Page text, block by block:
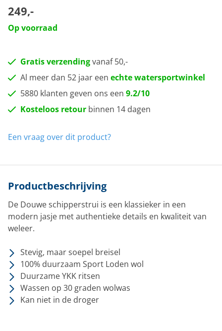
249,-
Op voorraad
Gratis verzendingvanaf 50,-
Al meer dan 52 jaar een echte watersportwinkel
5880 klanten geven ons een 9.2/10
Kosteloos retour binnen 14 dagen
Een vraag over dit product?
Productbeschrijving
De Douwe schipperstrui is een klassieker in een
modern jasje met authentieke details en kwaliteit van
weleer.
Stevig, maar soepel breisel
100% duurzaam Sport Loden wol
Duurzame YKK ritsen
Wassen op 30 graden wolwas
Kan niet in de droger